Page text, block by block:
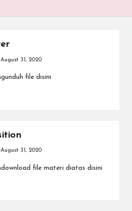
August 31, 2020
file disini
August 31, 2020
file materi diatas disini